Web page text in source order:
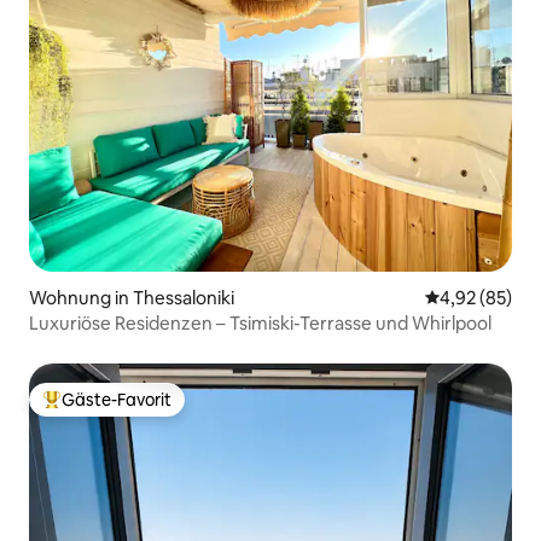
Wohnung in Thessaloniki
4,92 (85)
Luxuriöse Residenzen – Tsimiski-Terrasse und Whirlpool
Beliebter Gäste-Favorit.
Gäste-Favorit